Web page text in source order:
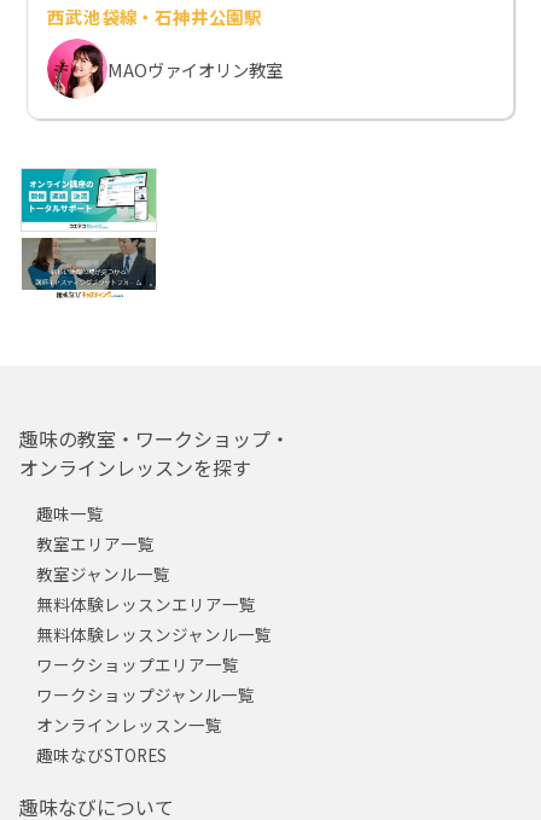
西武池袋線・石神井公園駅
MAOヴァイオリン教室
趣味の教室・ワークショップ・
オンラインレッスンを探す
趣味一覧
教室エリア一覧
教室ジャンル一覧
無料体験レッスンエリア一覧
無料体験レッスンジャンル一覧
ワークショップエリア一覧
ワークショップジャンル一覧
オンラインレッスン一覧
趣味なびSTORES
趣味なびについて